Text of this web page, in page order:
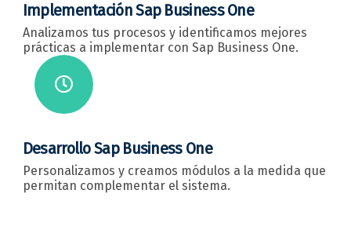
Implementación Sap Business One
Analizamos tus procesos y identificamos mejores
prácticas a implementar con Sap Business One.
Desarrollo Sap Business One
Personalizamos y creamos módulos a la medida que
permitan complementar el sistema.